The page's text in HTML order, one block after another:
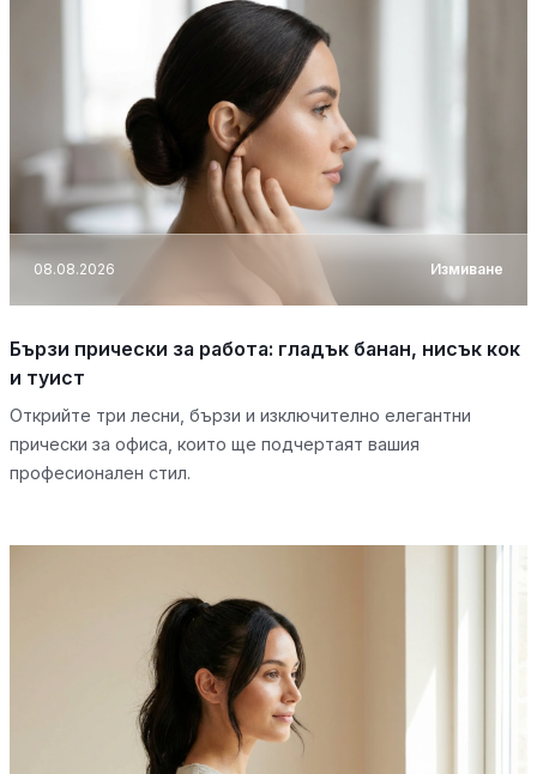
08.08.2026 Измиване
Бързи прически за работа: гладък банан, нисък кок
и туист
Открийте три лесни, бързи и изключително елегантни
прически за офиса, които ще подчертаят вашия
професионален стил.